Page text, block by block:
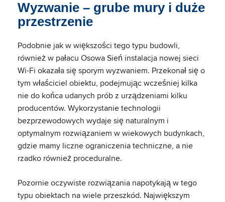
Wyzwanie – grube mury i duże
przestrzenie
Podobnie jak w większości tego typu budowli,
również w pałacu Osowa Sień instalacja nowej sieci
Wi-Fi okazała się sporym wyzwaniem. Przekonał się o
tym właściciel obiektu, podejmując wcześniej kilka
nie do końca udanych prób z urządzeniami kilku
producentów. Wykorzystanie technologii
bezprzewodowych wydaje się naturalnym i
optymalnym rozwiązaniem w wiekowych budynkach,
gdzie mamy liczne ograniczenia techniczne, a nie
rzadko również proceduralne.
Pozornie oczywiste rozwiązania napotykają w tego
typu obiektach na wiele przeszkód. Największym